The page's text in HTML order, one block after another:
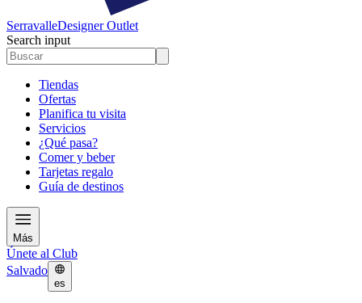
SerravalleDesigner Outlet
Search input
Tiendas
Ofertas
Planifica tu visita
Servicios
¿Qué pasa?
Comer y beber
Tarjetas regalo
Guía de destinos
Más
Únete al Club
Salvado
es